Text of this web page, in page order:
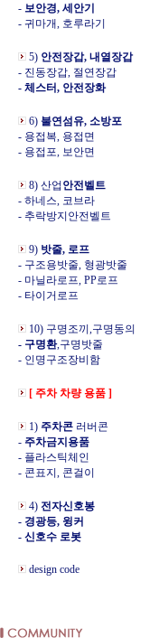
- 보안경, 세안기
- 귀마개, 호루라기
5) 안전장갑, 내열장갑
- 진동장갑, 절연장갑
- 체스터, 안전장화
6) 불연섬유, 소방포
- 용접복, 용접면
- 용접포, 보안면
8) 산업 안전벨트
- 하네스, 코브라
- 추락방지안전벨트
9) 밧줄, 로프
- 구조용밧줄, 형광밧줄
- 마닐라로프, PP로프
- 타이거로프
10) 구명조끼,구명동의
- 구명환,구명밧줄
- 인명구조장비함
[ 주차 차량 용품 ]
1) 주차콘 러버콘
- 주차금지용품
- 플라스틱체인
- 콘표지, 콘걸이
4) 전자신호봉
- 경광등, 윙커
- 신호수 로봇
design code